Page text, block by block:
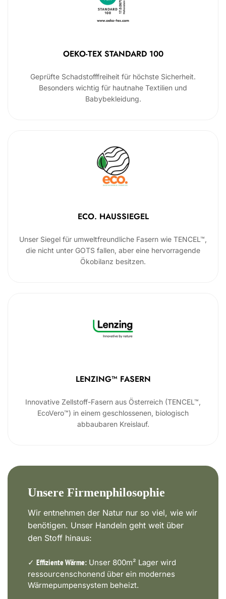
OEKO-TEX STANDARD 100
Geprüfte Schadstofffreiheit für höchste Sicherheit.
Besonders wichtig für hautnahe Textilien und
Babybekleidung.
ECO. HAUSSIEGEL
Unser Siegel für umweltfreundliche Fasern wie TENCEL™,
die nicht unter GOTS fallen, aber eine hervorragende
Ökobilanz besitzen.
LENZING™ FASERN
Innovative Zellstoff-Fasern aus Österreich (TENCEL™,
EcoVero™) in einem geschlossenen, biologisch
abbaubaren Kreislauf.
Unsere Firmenphilosophie
Wir entnehmen der Natur nur so viel, wie wir
benötigen. Unser Handeln geht weit über
den Stoff hinaus:
✓ Effiziente Wärme: Unser 800m² Lager wird
ressourcenschonend über ein modernes
Wärmepumpensystem beheizt.